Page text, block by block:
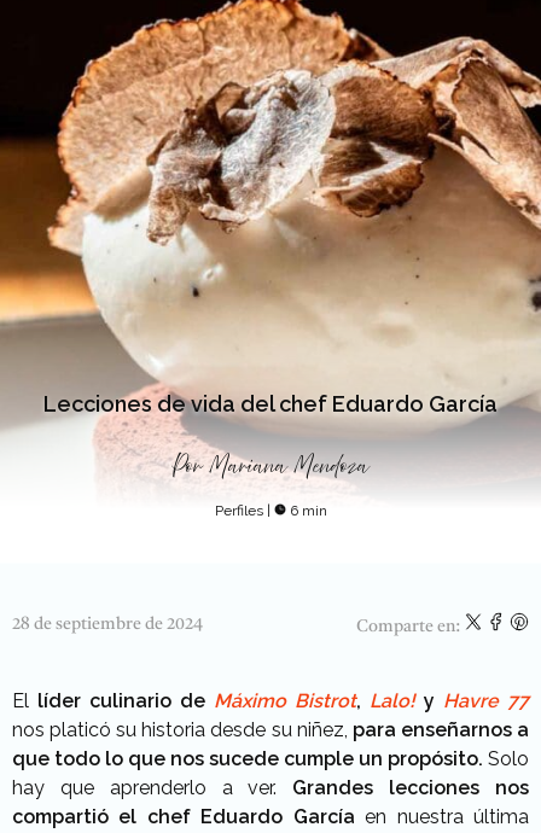
Lecciones de vida del chef Eduardo García
Por Mariana Mendoza
Perfiles | 6 min
28 de septiembre de 2024 Comparte en:
El líder culinario de Máximo Bistrot, Lalo!y Havre 77
nos platicó su historia desde su niñez, para enseñarnos a
que todo lo que nos sucede cumple un propósito. Solo
hay que aprenderlo a ver. Grandes lecciones nos
compartió el chef Eduardo García en nuestra última